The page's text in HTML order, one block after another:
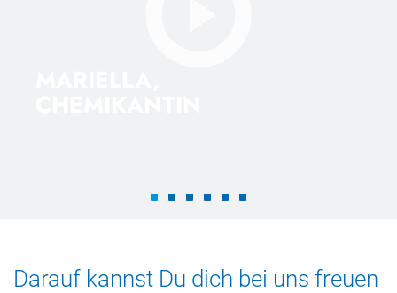
Darauf kannst Du dich bei uns freuen